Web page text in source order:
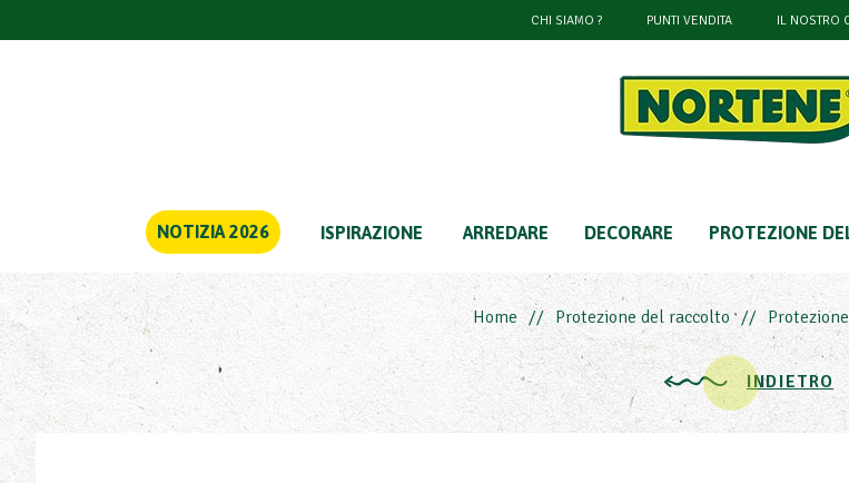
CHI SIAMO ? PUNTI VENDITA IL NOSTRO
NOTIZIA 2026 ISPIRAZIONE ARREDARE DECORARE PROTEZIONE
Home Protezione del raccolto
INDIETRO